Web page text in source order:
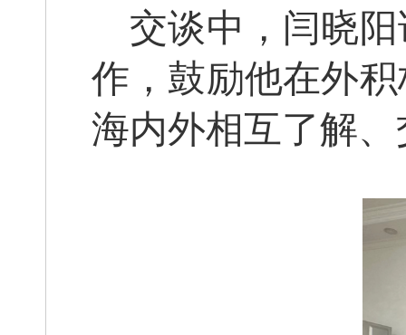
交谈中，闫晓
作，鼓励他在外
海内外相互了解